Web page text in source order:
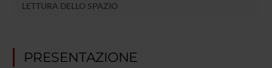
LETTURA DELLO SPAZIO
PRESENTAZIONE